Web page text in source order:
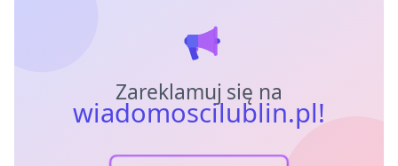
Zareklamuj się na
wiadomoscilublin.pl!